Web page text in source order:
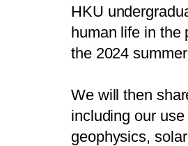
HKU undergradu
human life in the
the 2024 summer
We will then shar
including our use
geophysics, solar